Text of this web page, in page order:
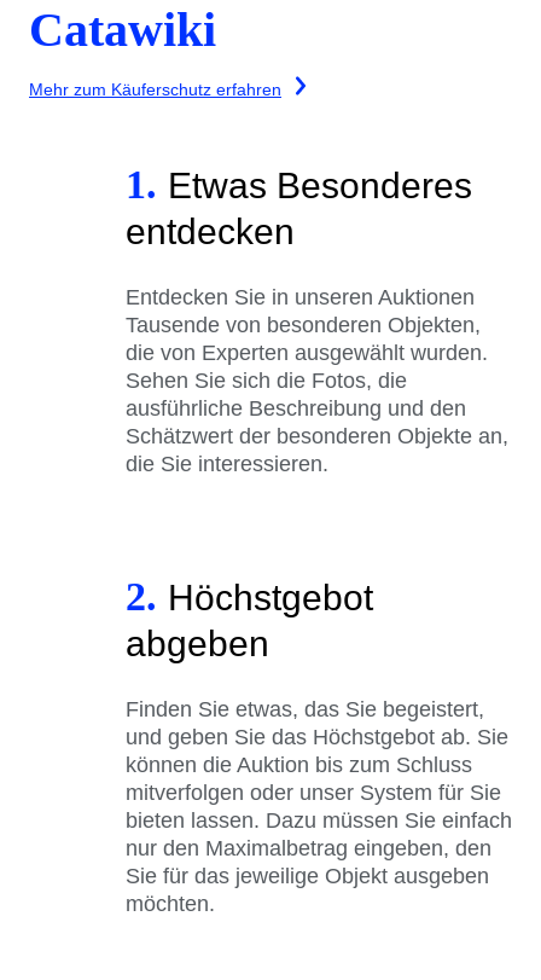
Catawiki
Mehr zum Käuferschutz erfahren
1. Etwas Besonderes
entdecken
Entdecken Sie in unseren Auktionen
Tausende von besonderen Objekten,
die von Experten ausgewählt wurden.
Sehen Sie sich die Fotos, die
ausführliche Beschreibung und den
Schätzwert der besonderen Objekte an,
die Sie interessieren.
2. Höchstgebot
abgeben
Finden Sie etwas, das Sie begeistert,
und geben Sie das Höchstgebot ab. Sie
können die Auktion bis zum Schluss
mitverfolgen oder unser System für Sie
bieten lassen. Dazu müssen Sie einfach
nur den Maximalbetrag eingeben, den
Sie für das jeweilige Objekt ausgeben
möchten.